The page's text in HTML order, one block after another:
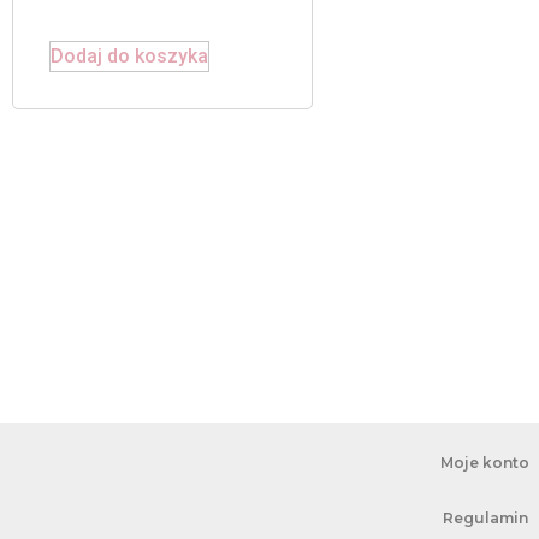
Dodaj do koszyka
Moje konto
Regulamin